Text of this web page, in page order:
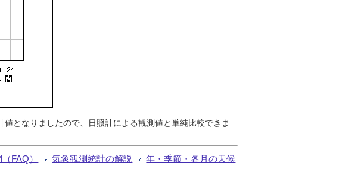
となりましたので、日照計による観測値と単純比較できま
FAQ） 気象観測統計の解説 年・季節・各月の天候